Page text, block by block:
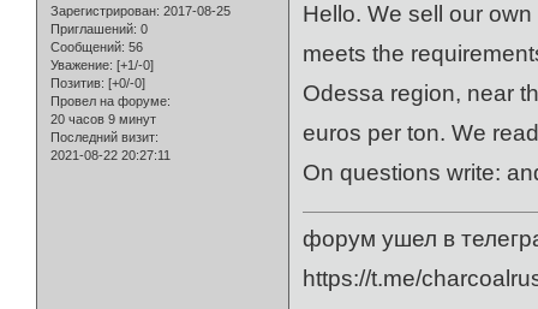
Зарегистрирован: 2017-08-25
Приглашений: 0
Сообщений: 56
Уважение: [+1/-0]
Позитив: [+0/-0]
Провел на форуме:
20 часов 9 минут
Последний визит:
2021-08-22 20:27:11
Hello. We sell our
meets the
Odessa region, near
euros per ton. We
On questions write:
форум ушел в
https://t.me/